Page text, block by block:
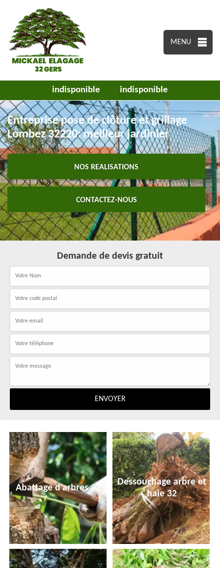
MENU
indisponible indisponible
Entreprise pose de clôture et grillage
Lombez 32220: meilleur jardinier
NOS REALISATIONS
CONTACTEZ-NOUS
Demande de devis gratuit
Abattage d'arbres 32
Dessouchage arbre et
haie 32